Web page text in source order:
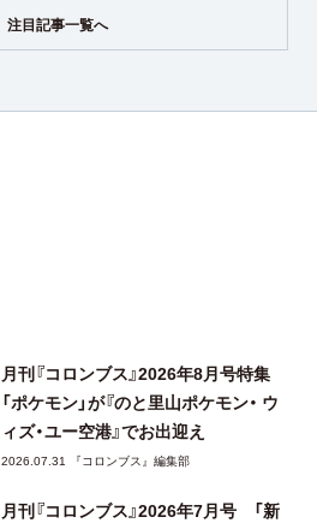
注目記事一覧へ
月刊『コロンブス』2026年8月号特集
「ポケモン」が『のと里山ポケモン・ ウ
ィズ・ユー空港』でお出迎え
2026.07.31 『コロンブス』編集部
月刊『コロンブス』2026年7月号 「新